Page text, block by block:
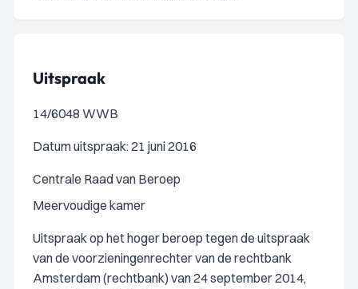
Uitspraak
14/6048 WWB
Datum uitspraak: 21 juni 2016
Centrale Raad van Beroep
Meervoudige kamer
Uitspraak op het hoger beroep tegen de uitspraak
van de voorzieningenrechter van de rechtbank
Amsterdam (rechtbank) van 24 september 2014,